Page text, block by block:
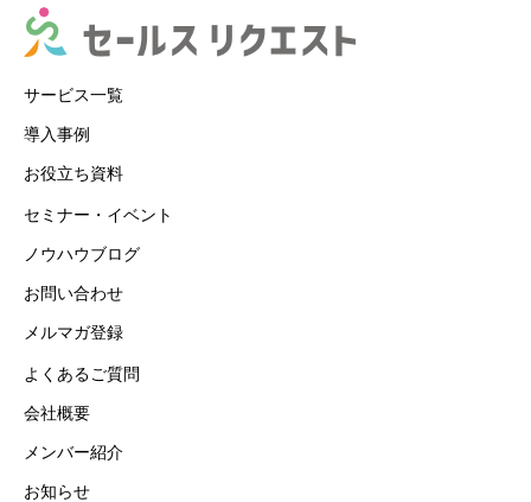
サービス一覧
導入事例
お役立ち資料
セミナー・イベント
ノウハウブログ
お問い合わせ
メルマガ登録
よくあるご質問
会社概要
メンバー紹介
お知らせ